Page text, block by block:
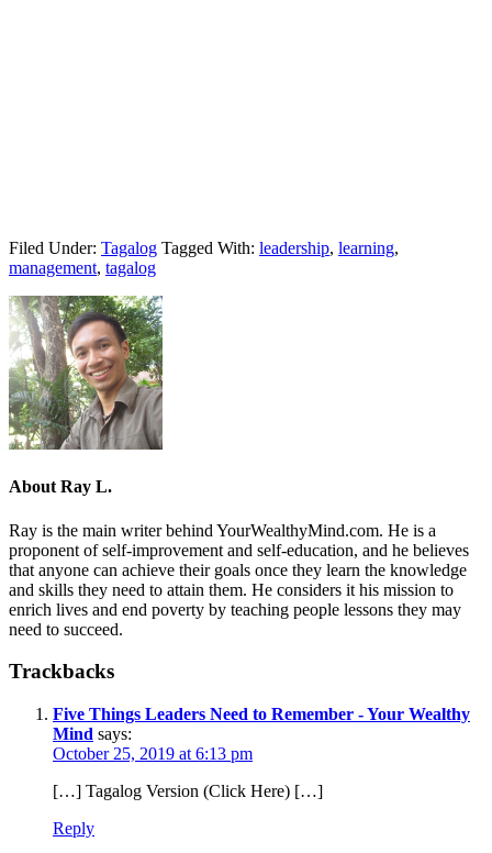
Filed Under: Tagalog Tagged With: leadership, learning,
management, tagalog
AboutRay L.
Ray is the main writer behind YourWealthyMind.com. He is a
proponent of self-improvement and self-education, and he believes
that anyone can achieve their goals once they learn the knowledge
and skills they need to attain them. He considers it his mission to
enrich lives and end poverty by teaching people lessons they may
need to succeed.
Trackbacks
Five Things Leaders Need to Remember - Your Wealthy
Mind says:
October 25, 2019 at 6:13 pm
[…] Tagalog Version (Click Here) […]
Reply